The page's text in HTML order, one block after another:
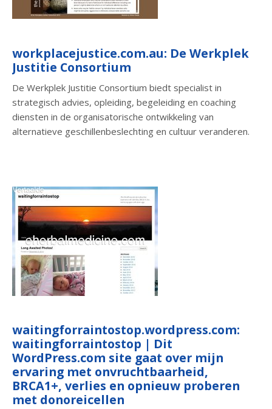
workplacejustice.com.au: De Werkplek
Justitie Consortium
De Werkplek Justitie Consortium biedt specialist in
strategisch advies, opleiding, begeleiding en coaching
diensten in de organisatorische ontwikkeling van
alternatieve geschillenbeslechting en cultuur veranderen.
waitingforraintostop.wordpress.com:
waitingforraintostop | Dit
WordPress.com site gaat over mijn
ervaring met onvruchtbaarheid,
BRCA1+, verlies en opnieuw proberen
met donoreicellen